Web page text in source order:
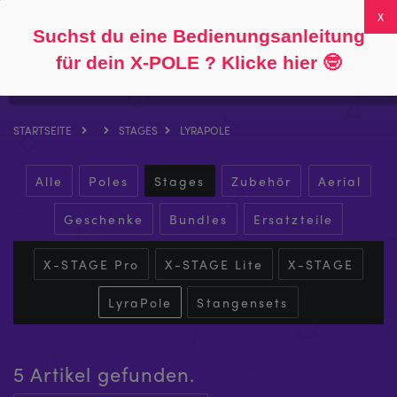
0
STARTSEITE STAGES LYRAPOLE
Alle Poles Stages Zubehör Aerial
Geschenke Bundles Ersatzteile
X-STAGE Pro X-STAGE Lite X-STAGE
LyraPole Stangensets
5 Artikel gefunden.
Suchst du eine Bedienungsanleitung
für dein X-POLE ? Klicke hier 🤓